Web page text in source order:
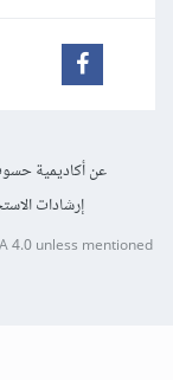
عن أكاديمية
إرشادات
4.0unless mentioned